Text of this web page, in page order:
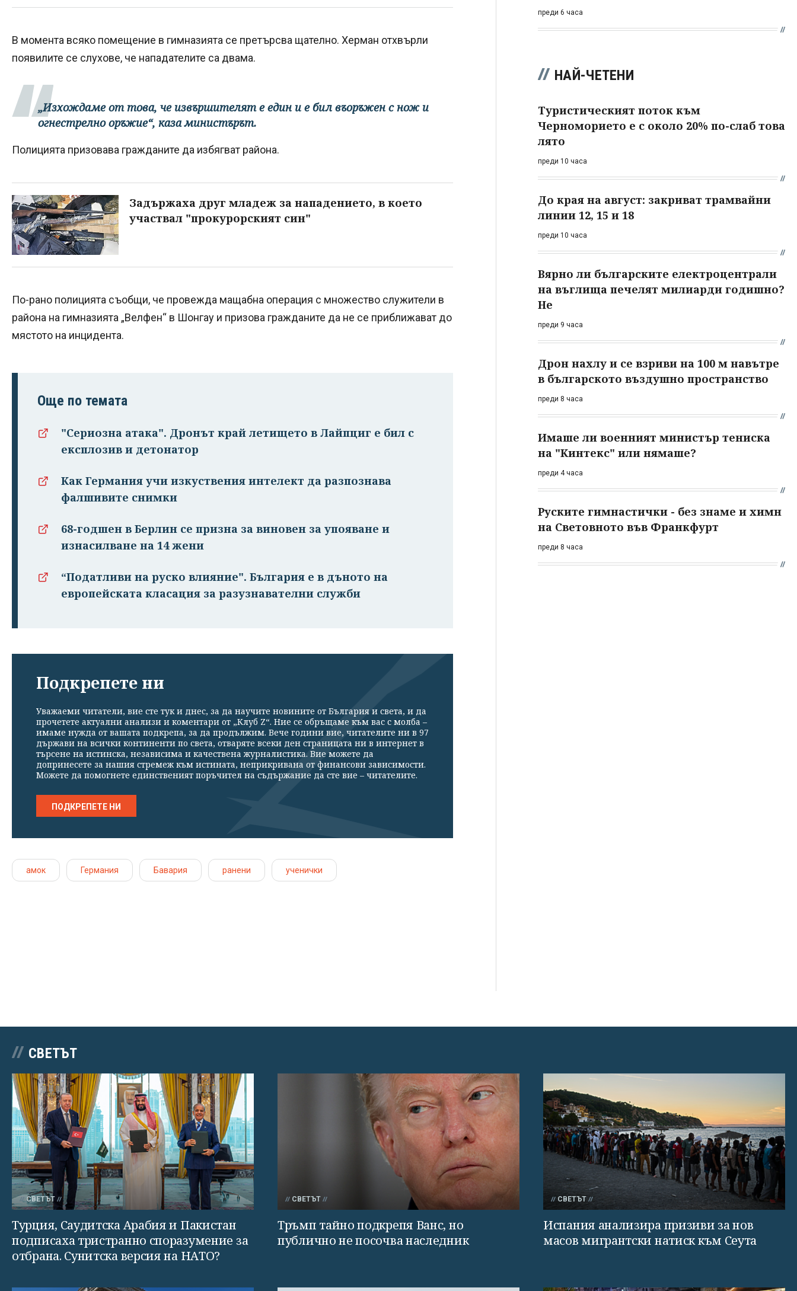
В момента всяко помещение в гимназията се претърсва щателно. Херман отхвърли
появилите се слухове, че нападателите са двама.
„Изхождаме от това, че извършителят е един и е бил въоръжен с нож и
огнестрелно оръжие“, каза министърът.
Полицията призовава гражданите да избягват района.
Задържаха друг младеж за нападението, в което
участвал "прокурорският син"
По-рано полицията съобщи, че провежда мащабна операция с множество служители в
района на гимназията „Велфен“ в Шонгау и призова гражданите да не се приближават до
мястото на инцидента.
Още по темата
"Сериозна атака". Дронът край летището в Лайпциг е бил с
експлозив и детонатор
Как Германия учи изкуствения интелект да разпознава
фалшивите снимки
68-годшен в Берлин се призна за виновен за упояване и
изнасилване на 14 жени
“Податливи на руско влияние". България е в дъното на
европейската класация за разузнавателни служби
Подкрепете ни
Уважаеми читатели, вие сте тук и днес, за да научите новините от България и света, и да
прочетете актуални анализи и коментари от „Клуб Z“. Ние се обръщаме към вас с молба –
имаме нужда от вашата подкрепа, за да продължим. Вече години вие, читателите ни в 97
държави на всички континенти по света, отваряте всеки ден страницата ни в интернет в
търсене на истинска, независима и качествена журналистика. Вие можете да
допринесете за нашия стремеж към истината, неприкривана от финансови зависимости.
Можете да помогнете единственият поръчител на съдържание да сте вие – читателите.
ПОДКРЕПЕТЕ НИ
амок Германия Бавария ранени ученички
преди 6 часа
НАЙ-ЧЕТЕНИ
Туристическият поток към
Черноморието е с около 20% по-слаб това
лято
преди 10 часа
До края на август: закриват трамвайни
линии 12, 15 и 18
преди 10 часа
Вярно ли българските електроцентрали
на въглища печелят милиарди годишно?
Не
преди 9 часа
Дрон нахлу и се взриви на 100 м навътре
в българското въздушно пространство
преди 8 часа
Имаше ли военният министър тениска
на "Кинтекс" или нямаше?
преди 4 часа
Руските гимнастички - без знаме и химн
на Световното във Франкфурт
преди 8 часа
СВЕТЪТ
СВЕТЪТ
Турция, Саудитска Арабия и Пакистан
подписаха тристранно споразумение за
отбрана. Сунитска версия на НАТО?
СВЕТЪТ
Тръмп тайно подкрепя Ванс, но
публично не посочва наследник
СВЕТЪТ
Испания анализира призиви за нов
масов мигрантски натиск към Сеута